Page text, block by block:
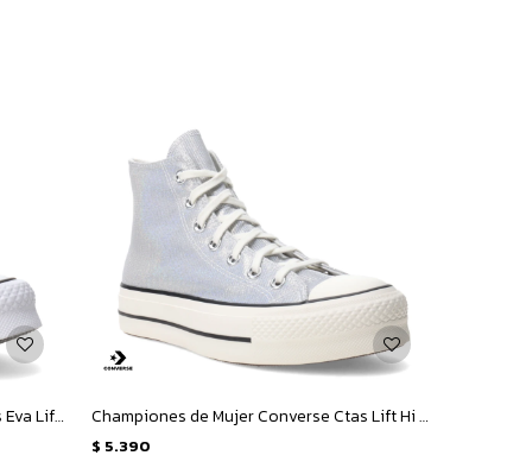
Championes de Niños Converse Ctas Eva Lift Ox Junior - Negro - Blanco Championes de Mujer Converse Ctas Lift Hi - Blanco - Plata
$ 5.390